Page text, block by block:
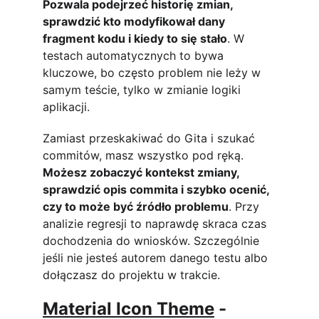
Pozwala podejrzeć historię zmian,
sprawdzić kto modyfikował dany
fragment kodu i kiedy to się stało. W
testach automatycznych to bywa
kluczowe, bo często problem nie leży w
samym teście, tylko w zmianie logiki
aplikacji.
Zamiast przeskakiwać do Gita i szukać
commitów, masz wszystko pod ręką.
Możesz zobaczyć kontekst zmiany,
sprawdzić opis commita i szybko ocenić,
czy to może być źródło problemu. Przy
analizie regresji to naprawdę skraca czas
dochodzenia do wniosków. Szczególnie
jeśli nie jesteś autorem danego testu albo
dołączasz do projektu w trakcie.
Material Icon Theme -